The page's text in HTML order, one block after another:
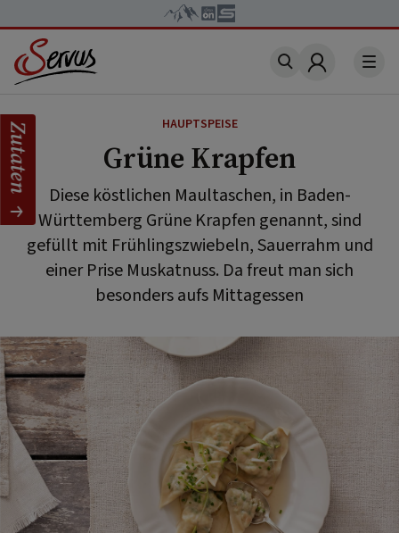
Account
HAUPTSPEISE
Grüne Krapfen
Diese köstlichen Maultaschen, in Baden-
Württemberg Grüne Krapfen genannt, sind
gefüllt mit Frühlingszwiebeln, Sauerrahm und
einer Prise Muskatnuss. Da freut man sich
besonders aufs Mittagessen
Zutaten